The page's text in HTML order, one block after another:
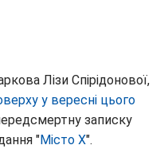
Лізи Спірідонової,
у вересні цього
записку
"Місто Х".